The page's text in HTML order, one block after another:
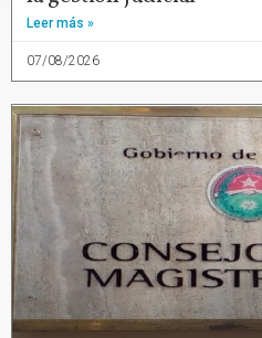
Leer más »
07/08/2026